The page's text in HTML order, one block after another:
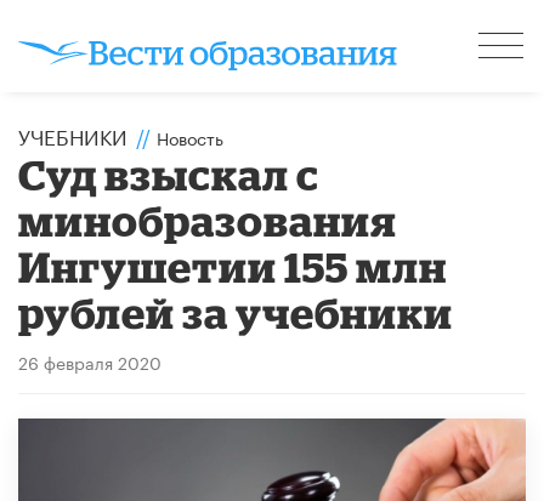
УЧЕБНИКИ // Новость
Суд взыскал с
минобразования
Ингушетии 155 млн
рублей за учебники
26 февраля 2020